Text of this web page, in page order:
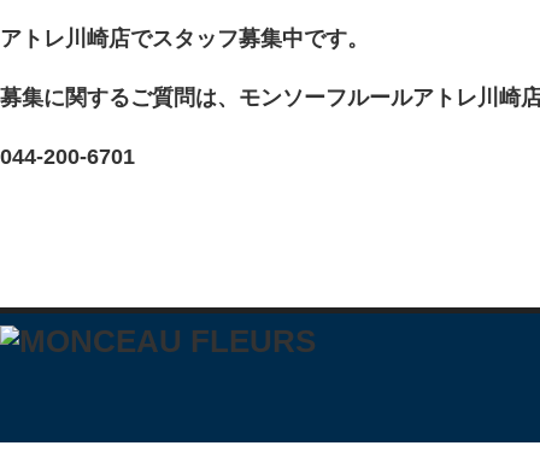
アトレ川崎店でスタッフ募集中です。
募集に関するご質問は、モンソーフルールアトレ川崎
044-200-6701